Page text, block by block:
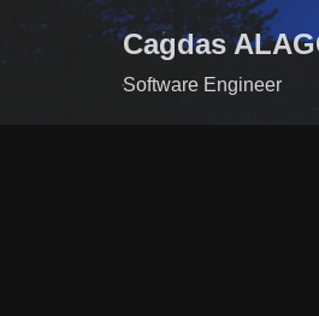
Cagdas
Software Engineer